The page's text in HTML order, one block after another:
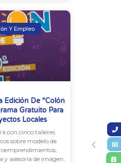
Y Empleo
Edición De “Colón
Gratuito Para
Locales
con cinco talleres
sobre modelo de
asesoría de imagen.